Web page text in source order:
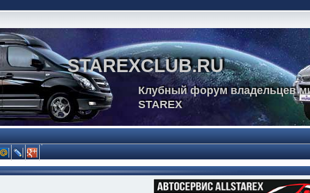
STAREXCLUB.RU
Клубный форум владельцев
STAREX